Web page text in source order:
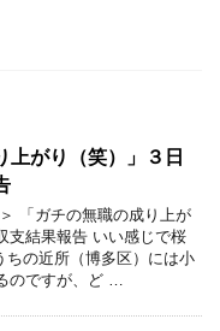
上がり（笑）」３日
「ガチの無職の成り上が
支結果報告 いい感じで桜
ちの近所（博多区）には小
のですが、ど …